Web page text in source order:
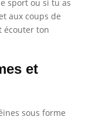
sport ou si tu as
aux coups de
écouter ton
et
sous forme